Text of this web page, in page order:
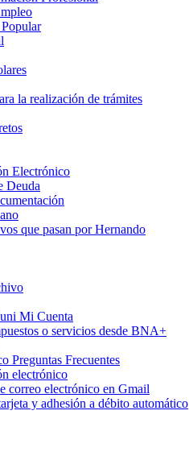
la realización de trámites
Electrónico
Deuda
que pasan por Hernando
Mi Cuenta
o servicios desde BNA+
Preguntas Frecuentes
electrónico
correo electrónico en Gmail
y adhesión a débito automático